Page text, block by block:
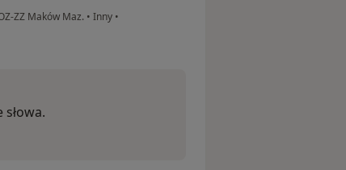
ZZ Maków Maz. • Inny •